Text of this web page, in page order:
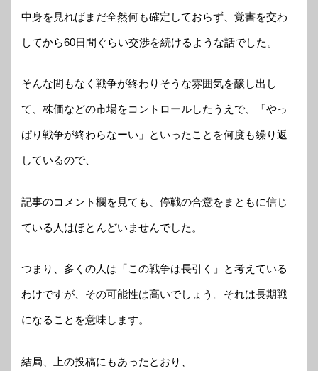
中身を見ればまだ全然何も確定しておらず、覚書を交わ
してから60日間ぐらい交渉を続けるような話でした。
そんな間もなく戦争が終わりそうな雰囲気を醸し出し
て、株価などの市場をコントロールしたうえで、「やっ
ぱり戦争が終わらなーい」といったことを何度も繰り返
しているので、
記事のコメント欄を見ても、停戦の合意をまともに信じ
ている人はほとんどいませんでした。
つまり、多くの人は「この戦争は長引く」と考えている
わけですが、その可能性は高いでしょう。それは長期戦
になることを意味します。
結局、上の投稿にもあったとおり、